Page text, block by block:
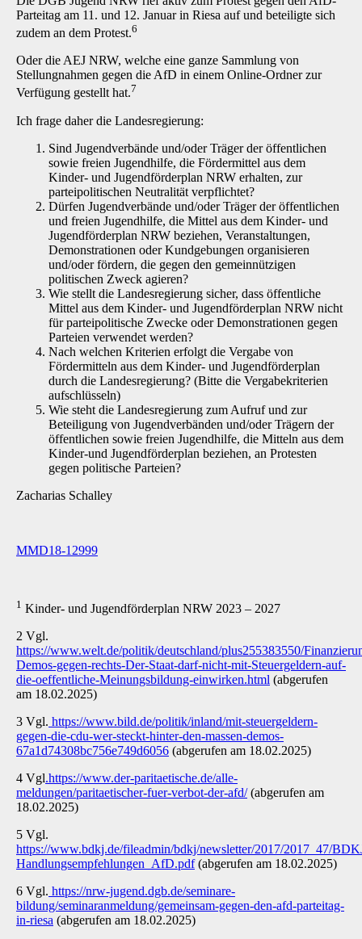
Parteitag am 11. und 12. Januar in Riesa auf und beteiligte sich
zudem an dem Protest.6
Oder die AEJ NRW, welche eine ganze Sammlung von
Stellungnahmen gegen die AfD in einem Online-Ordner zur
Verfügung gestellt hat.7
Ich frage daher die Landesregierung:
Sind Jugendverbände und/oder Träger der öffentlichen
sowie freien Jugendhilfe, die Fördermittel aus dem
Kinder- und Jugendförderplan NRW erhalten, zur
parteipolitischen Neutralität verpflichtet?
Dürfen Jugendverbände und/oder Träger der öffentlichen
und freien Jugendhilfe, die Mittel aus dem Kinder- und
Jugendförderplan NRW beziehen, Veranstaltungen,
Demonstrationen oder Kundgebungen organisieren
und/oder fördern, die gegen den gemeinnützigen
politischen Zweck agieren?
Wie stellt die Landesregierung sicher, dass öffentliche
Mittel aus dem Kinder- und Jugendförderplan NRW nicht
für parteipolitische Zwecke oder Demonstrationen gegen
Parteien verwendet werden?
Nach welchen Kriterien erfolgt die Vergabe von
Fördermitteln aus dem Kinder- und Jugendförderplan
durch die Landesregierung? (Bitte die Vergabekriterien
aufschlüsseln)
Wie steht die Landesregierung zum Aufruf und zur
Beteiligung von Jugendverbänden und/oder Trägern der
öffentlichen sowie freien Jugendhilfe, die Mitteln aus dem
Kinder-und Jugendförderplan beziehen, an Protesten
gegen politische Parteien?
Zacharias Schalley
MMD18-12999
1 Kinder- und Jugendförderplan NRW 2023 – 2027
2 Vgl.
https://www.welt.de/politik/deutschland/plus255383550/
Demos-gegen-rechts-Der-Staat-darf-nicht-mit-Steuergeldern-auf-
die-oeffentliche-Meinungsbildung-einwirken.html (abgerufen
am 18.02.2025)
3 Vgl. https://www.bild.de/politik/inland/mit-steuergeldern-
gegen-die-cdu-wer-steckt-hinter-den-massen-demos-
67a1d74308bc756e749d6056 (abgerufen am 18.02.2025)
4 Vgl.https://www.der-paritaetische.de/alle-
meldungen/paritaetischer-fuer-verbot-der-afd/(abgerufen am
18.02.2025)
5 Vgl.
https://www.bdkj.de/fileadmin/bdkj/newsletter/2017/2017_47/
Handlungsempfehlungen_AfD.pdf(abgerufen am 18.02.2025)
6 Vgl. https://nrw-jugend.dgb.de/seminare-
bildung/seminaranmeldung/gemeinsam-gegen-den-afd-parteitag-
in-riesa (abgerufen am 18.02.2025)